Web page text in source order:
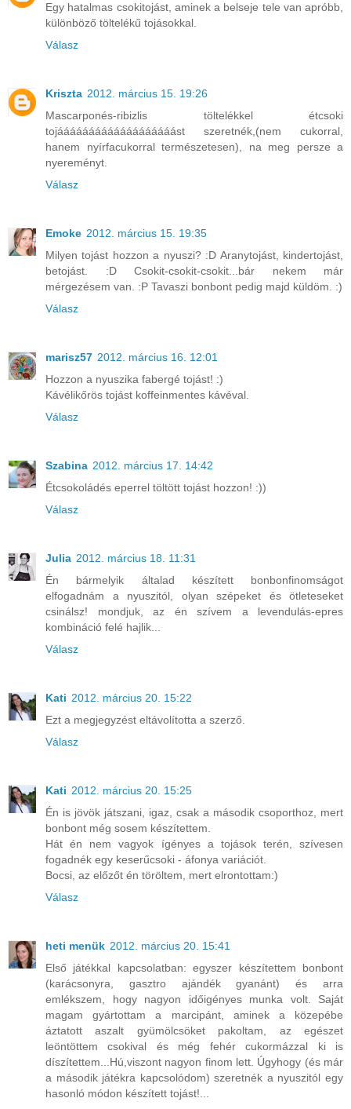
Egy hatalmas csokitojást, aminek a belseje tele van apróbb,
különböző töltelékű tojásokkal.
Válasz
Kriszta 2012. március 15. 19:26
Mascarponés-ribizlis töltelékkel étcsoki
tojááááááááááááááááááást szeretnék,(nem cukorral,
hanem nyírfacukorral természetesen), na meg persze a
nyereményt.
Válasz
Emoke 2012. március 15. 19:35
Milyen tojást hozzon a nyuszi? :D Aranytojást, kindertojást,
betojást. :D Csokit-csokit-csokit...bár nekem már
mérgezésem van. :P Tavaszi bonbont pedig majd küldöm. :)
Válasz
marisz57 2012. március 16. 12:01
Hozzon a nyuszika fabergé tojást! :)
Kávélikőrös tojást koffeinmentes kávéval.
Válasz
Szabina 2012. március 17. 14:42
Étcsokoládés eperrel töltött tojást hozzon! :))
Válasz
Julia 2012. március 18. 11:31
Én bármelyik általad készített bonbonfinomságot
elfogadnám a nyuszitól, olyan szépeket és ötleteseket
csinálsz! mondjuk, az én szívem a levendulás-epres
kombináció felé hajlik...
Válasz
Kati 2012. március 20. 15:22
Ezt a megjegyzést eltávolította a szerző.
Válasz
Kati 2012. március 20. 15:25
Én is jövök játszani, igaz, csak a második csoporthoz, mert
bonbont még sosem készítettem.
Hát én nem vagyok ígényes a tojások terén, szívesen
fogadnék egy keserűcsoki - áfonya variációt.
Bocsi, az előzőt én töröltem, mert elrontottam:)
Válasz
heti menük 2012. március 20. 15:41
Első játékkal kapcsolatban: egyszer készítettem bonbont
(karácsonyra, gasztro ajándék gyanánt) és arra
emlékszem, hogy nagyon időigényes munka volt. Saját
magam gyártottam a marcipánt, aminek a közepébe
áztatott aszalt gyümölcsöket pakoltam, az egészet
leöntöttem csokival és még fehér cukormázzal ki is
díszítettem...Hú,viszont nagyon finom lett. Úgyhogy (és már
a második játékra kapcsolódom) szeretnék a nyuszitól egy
hasonló módon készített tojást!...